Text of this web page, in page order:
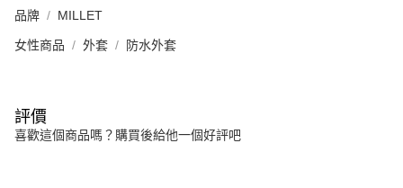
品牌 MILLET
女性商品 外套 防水外套
評價
喜歡這個商品嗎？購買後給他一個好評吧